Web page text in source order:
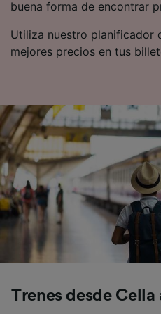
buena forma de encontrar
Utiliza nuestro planificador
mejores precios en tus
Trenes desde Cella